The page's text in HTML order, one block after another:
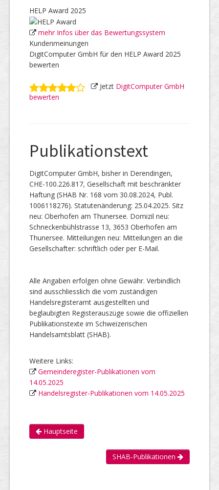
HELP Award 2025
mehr Infos über das Bewertungssystem
Kundenmeinungen
DigitComputer GmbH für den HELP Award 2025
bewerten
Jetzt DigitComputer GmbH
bewerten
Publikationstext
DigitComputer GmbH, bisher in Derendingen,
CHE-100.226.817, Gesellschaft mit beschränkter
Haftung (SHAB Nr. 168 vom 30.08.2024, Publ.
1006118276). Statutenänderung: 25.04.2025. Sitz
neu: Oberhofen am Thunersee. Domizil neu:
Schneckenbühlstrasse 13, 3653 Oberhofen am
Thunersee. Mitteilungen neu: Mitteilungen an die
Gesellschafter: schriftlich oder per E-Mail.
Alle Angaben erfolgen ohne Gewähr. Verbindlich
sind ausschliesslich die vom zuständigen
Handelsregisteramt ausgestellten und
beglaubigten Registerauszüge sowie die offiziellen
Publikationstexte im Schweizerischen
Handelsamtsblatt (SHAB).
Weitere Links:
Gemeinderegister-Publikationen vom
14.05.2025
Handelsregister-Publikationen vom 14.05.2025
Hauptseite
SHAB-Publikationen